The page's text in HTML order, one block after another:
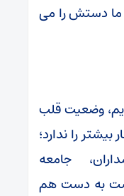
ما دستش را می
وضعیت قلب
را ندارد؛
جامعه
به دست هم